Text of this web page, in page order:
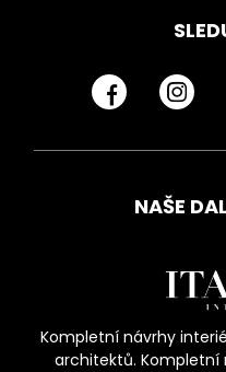
NAŠE
Kompletní návrhy
architektů. Kompletní